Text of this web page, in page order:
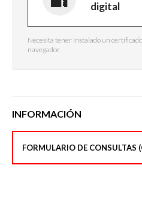
digital
Necesita tener instalado un
navegador.
INFORMACIÓN
FORMULARIO DE CONSULTAS